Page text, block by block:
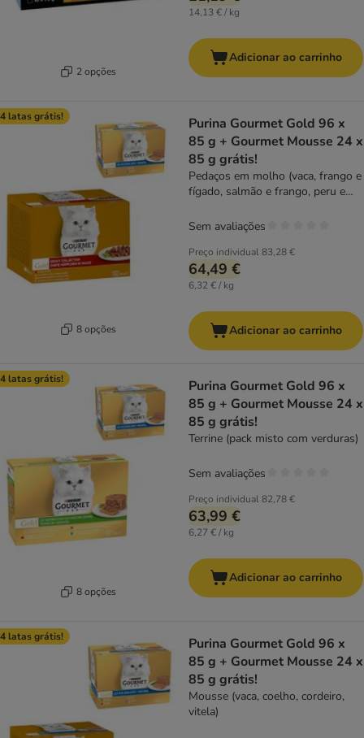
2 opções
14,13 € / kg
Adicionar ao carrinho
latas grátis!
8 opções
Purina Gourmet Gold 96 x
85 g + Gourmet Mousse 24 x
85 g grátis!
Pedaços em molho (vaca, frango e
fígado, salmão e frango, peru e
Preço individual83,28 €
64,49 €
6,32 € / kg
Sem avaliações
Adicionar ao carrinho
latas grátis!
8 opções
Purina Gourmet Gold 96 x
85 g + Gourmet Mousse 24 x
85 g grátis!
Terrine (pack misto com verduras)
Preço individual82,78 €
63,99 €
6,27 € / kg
Sem avaliações
Adicionar ao carrinho
latas grátis!
Purina Gourmet Gold 96 x
85 g + Gourmet Mousse 24 x
85 g grátis!
Mousse (vaca, coelho, cordeiro,
vitela)